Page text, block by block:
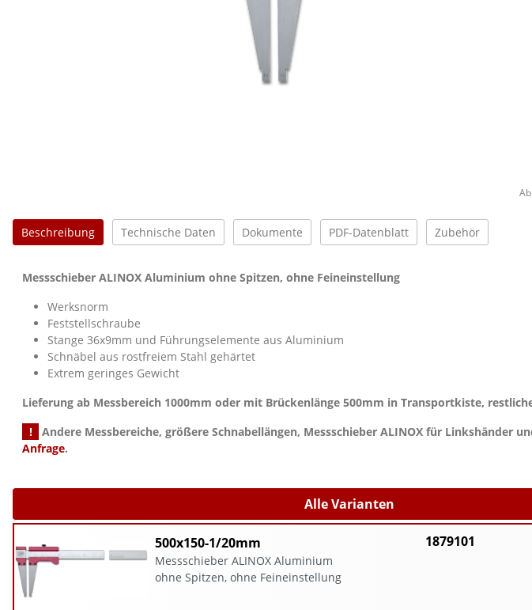
Beschreibung Technische Daten Dokumente PDF-Datenblatt Zubehör
Messschieber ALINOX Aluminium ohne Spitzen, ohne Feineinstellung
Werksnorm
Feststellschraube
Stange 36x9mm und Führungselemente aus Aluminium
Schnäbel aus rostfreiem Stahl gehärtet
Extrem geringes Gewicht
Lieferung ab Messbereich 1000mm oder mit Brückenlänge 500mm in Transportkiste,
!
Andere Messbereiche, größere Schnabellängen, Messschieber ALINOX für Linkshänder
Anfrage.
Alle Varianten
500x150-1/20mm
Messschieber ALINOX Aluminium
ohne Spitzen, ohne Feineinstellung
1879101